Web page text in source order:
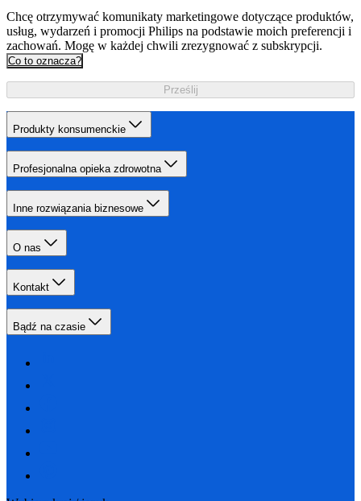
Chcę otrzymywać komunikaty marketingowe dotyczące produktów,
usług, wydarzeń i promocji Philips na podstawie moich preferencji i
zachowań. Mogę w każdej chwili zrezygnować z subskrypcji.
Co to oznacza?
Prześlij
Produkty konsumenckie
Profesjonalna opieka zdrowotna
Inne rozwiązania biznesowe
O nas
Kontakt
Bądź na czasie